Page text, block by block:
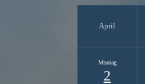
April
Montag
2